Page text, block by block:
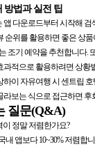
방법과 실전 팁
앱 다운로드부터 시작해 검
순위를 활용하면 좋은 상
조기 예약을 추천합니다.
과적으로 활용하려면 상황
하이 자유여행 시 센트립
라보는 식으로 접근하면
질문(Q&A)
이 정말 저렴한가요?
내 앱보다 10~30% 저렴합